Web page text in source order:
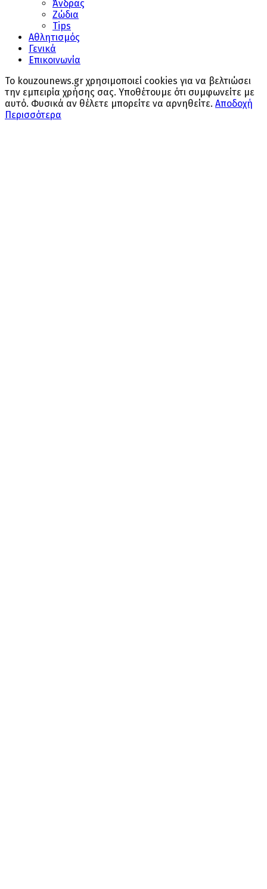
Άνδρας
Ζώδια
Tips
Αθλητισμός
Γενικά
Επικοινωνία
Το kouzounews.gr χρησιμοποιεί cookies για να βελτιώσει
την εμπειρία χρήσης σας. Υποθέτουμε ότι συμφωνείτε με
αυτό. Φυσικά αν θέλετε μπορείτε να αρνηθείτε. Αποδοχή
Περισσότερα